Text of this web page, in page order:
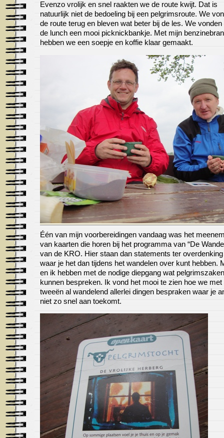
Evenzo vrolijk en snel raakten we de route kwijt. Dat is
natuurlijk niet de bedoeling bij een pelgrimsroute. We
de route terug en bleven wat beter bij de les. We vonden
de lunch een mooi picknickbankje. Met mijn
hebben we een soepje en koffie klaar gemaakt.
Één van mijn voorbereidingen vandaag was het
van kaarten die horen bij het programma van “De
van de KRO. Hier staan dan statements ter
waar je het dan tijdens het wandelen over kunt hebben.
en ik hebben met de nodige diepgang wat pelgrimszaken
kunnen bespreken. Ik vond het mooi te zien hoe we met
tweeën al wandelend allerlei dingen bespraken waar je
niet zo snel aan toekomt.